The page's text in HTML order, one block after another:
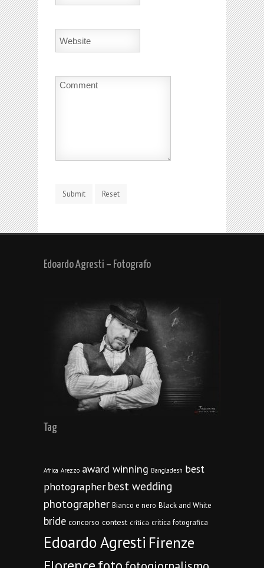
Edoardo Agresti – Fotografo
Tag
Africa Arezzo award winning Bangladesh best
photographer best wedding
photographer Bianco e nero Black and White
bride concorso contest critica critica fotografica
Edoardo Agresti Firenze